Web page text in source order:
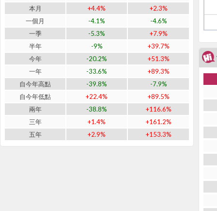
本月
+4.4%
+2.3%
一個月
-4.1%
-4.6%
一季
-5.3%
+7.9%
半年
-9%
+39.7%
今年
-20.2%
+51.3%
一年
-33.6%
+89.3%
自今年高點
-39.8%
-7.9%
自今年低點
+22.4%
+89.5%
兩年
-38.8%
+116.6%
三年
+1.4%
+161.2%
五年
+2.9% +153.3%